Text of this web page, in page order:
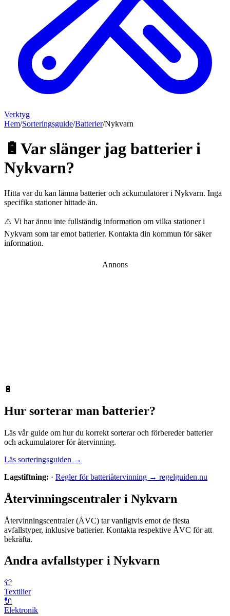
Verktyg
Hem/Sorteringsguide/Batterier/Nykvarn
🔋 Var slänger jag batterieri
Nykvarn?
Hitta var du kan lämna batterier och ackumulatoreri Nykvarn. Inga
specifika stationer hittade än.
⚠️ Vi har ännu inte fullständig information om vilka stationer i
Nykvarn som tar emot batterier. Kontakta din kommun för säker
information.
Annons
🔋
Hur sorterar man batterier?
Läs vår guide om hur du korrekt sorterar och förberederbatterier
och ackumulatorerför återvinning.
Läs sorteringsguiden →
Lagstiftning: · Regler för batteriåtervinning → regelguiden.nu
Återvinningscentraler i Nykvarn
Återvinningscentraler (ÅVC) tar vanligtvis emot de flesta
avfallstyper, inklusive batterier. Kontakta respektive ÅVC för att
bekräfta.
Andra avfallstyper i Nykvarn
👕
Textilier
🔌
Elektronik